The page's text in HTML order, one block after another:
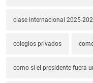
clase internacional 2025-
colegios privados
como si el presidente fuera